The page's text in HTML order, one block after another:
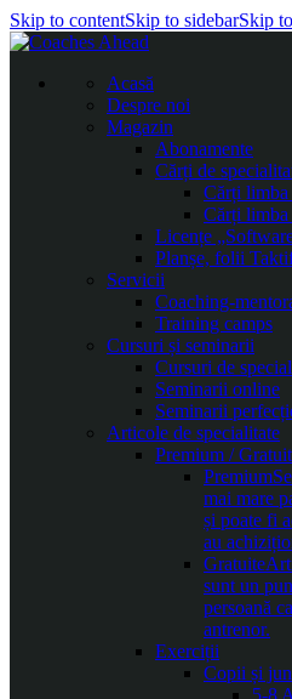
Skip to contentSkip to sidebarSkip
Acasă
Despre noi
Magazin
Abonamente
Cărți de
Cărți limba
Cărți limba
Licențe
Planșe, folii
Servicii
Coaching-
Training camps
Cursuri și seminarii
Cursuri de
Seminarii online
Seminarii
Articole de specialitate
Premium /
Premium
mai mare
și poate fi
au
Gratuite
sunt un
persoană
antrenor.
Exerciții
Copii și
5-8